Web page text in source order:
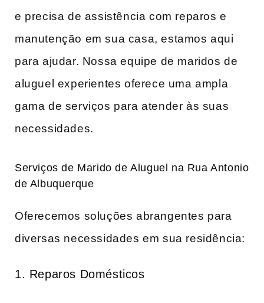
e precisa de assistência com reparos e
manutenção em sua casa, estamos aqui
para ajudar. Nossa equipe de maridos de
aluguel experientes oferece uma ampla
gama de serviços para atender às suas
necessidades.
Serviços de Marido de Aluguel na Rua Antonio
de Albuquerque
Oferecemos soluções abrangentes para
diversas necessidades em sua residência:
1. Reparos Domésticos